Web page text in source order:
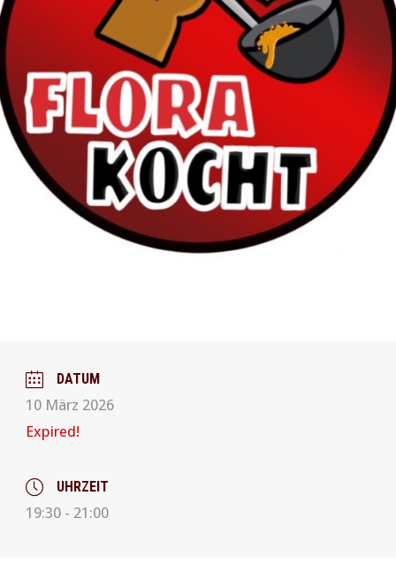
DATUM
10 März 2026
Expired!
UHRZEIT
19:30 - 21:00
PREVIOUS